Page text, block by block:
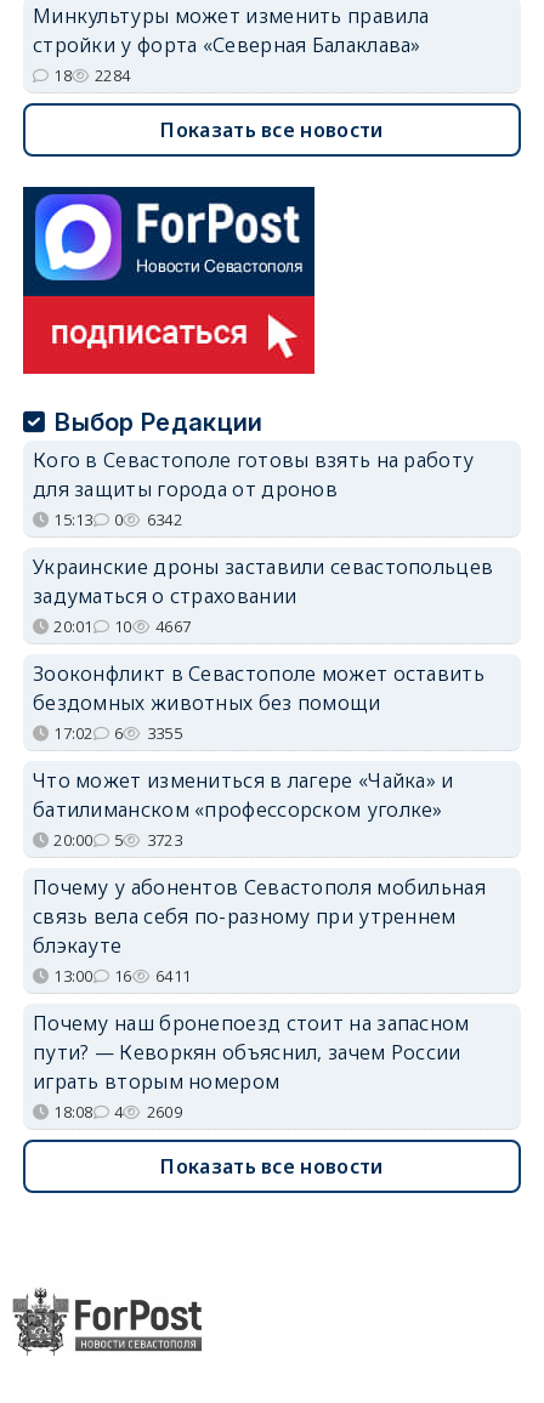
Минкультуры может изменить правила
стройки у форта «Северная Балаклава»
18 2284
Показать все новости
Выбор Редакции
Кого в Севастополе готовы взять на работу
для защиты города от дронов
15:13 0 6342
Украинские дроны заставили севастопольцев
задуматься о страховании
20:01 10 4667
Зооконфликт в Севастополе может оставить
бездомных животных без помощи
17:02 6 3355
Что может измениться в лагере «Чайка» и
батилиманском «профессорском уголке»
20:00 5 3723
Почему у абонентов Севастополя мобильная
связь вела себя по-разному при утреннем
блэкауте
13:00 16 6411
Почему наш бронепоезд стоит на запасном
пути? — Кеворкян объяснил, зачем России
играть вторым номером
18:08 4 2609
Показать все новости